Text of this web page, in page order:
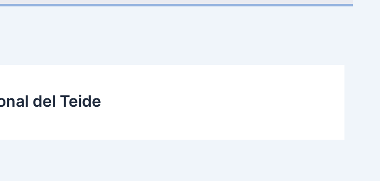
del Teide